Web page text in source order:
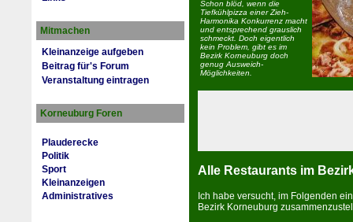
Mitmachen
Kleinanzeige aufgeben
Beitrag für's Forum
Veranstaltung eintragen
Korneuburg Foren
Plauderecke
Politik
Sport
Kleinanzeigen
Administratives
Schon blöd, wenn die
Tiefkühlpizza einer Zieh-
Harmonika Konkurrenz macht
und entsprechend grauslich
schmeckt. Doch eigentlich
kein Problem, gibt es im
Bezirk Korneuburg doch
genug Ausweich-
Möglichkeiten.
Alle Restaurants im
Ich habe ver­sucht, im Folgenden
Be­zirk Kor­neu­burg